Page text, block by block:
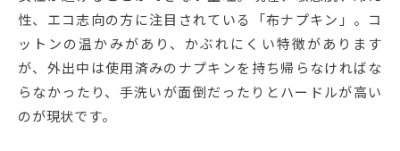
性、エコ志向の方に注目されている「布ナプキン」。コ
ットンの温かみがあり、かぶれにくい特徴があります
が、外出中は使用済みのナプキンを持ち帰らなければな
らなかったり、手洗いが面倒だったりとハードルが高い
のが現状です。